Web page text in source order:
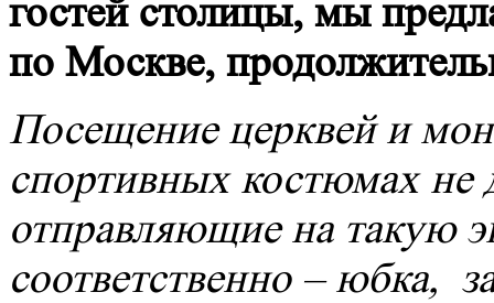
гостей столицы, мы
по Москве,
Посещение церквей и
спортивных костюмах
отправляющие на такую
соответственно – юбка,